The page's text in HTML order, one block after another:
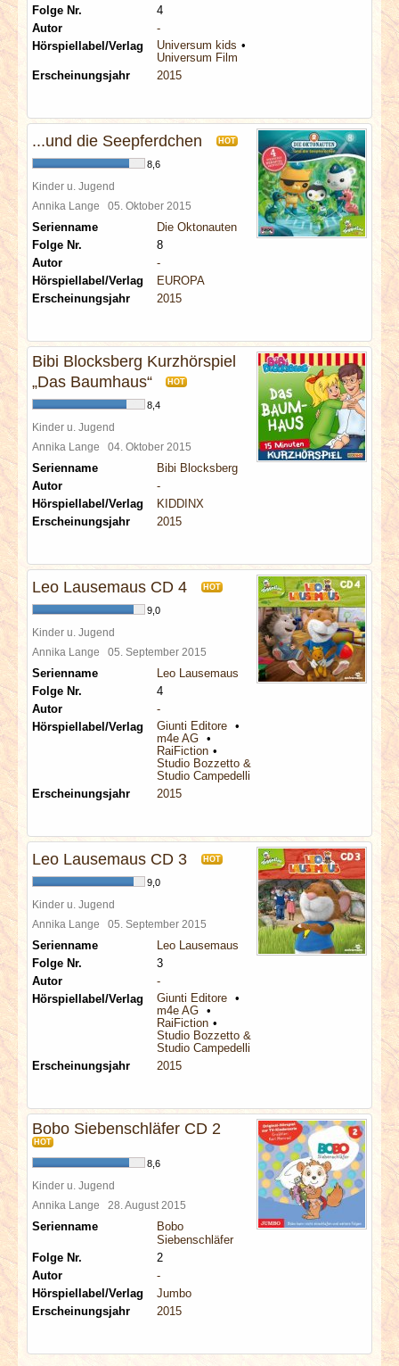
Folge Nr.
4
Autor
-
Hörspiellabel/Verlag
Universum kids
Universum Film
Erscheinungsjahr
2015
...und die Seepferdchen HOT
8,6
Kinder u. Jugend
Annika Lange 05. Oktober 2015
Serienname
Die Oktonauten
Folge Nr.
8
Autor
-
Hörspiellabel/Verlag
EUROPA
Erscheinungsjahr
2015
Bibi Blocksberg Kurzhörspiel
„Das Baumhaus“
HOT
8,4
Kinder u. Jugend
Annika Lange 04. Oktober 2015
Serienname
Bibi Blocksberg
Autor
-
Hörspiellabel/Verlag
KIDDINX
Erscheinungsjahr
2015
Leo Lausemaus CD 4 HOT
9,0
Kinder u. Jugend
Annika Lange 05. September 2015
Serienname
Leo Lausemaus
Folge Nr.
4
Autor
-
Hörspiellabel/Verlag
Giunti Editore
m4e AG
RaiFiction
Studio Bozzetto & Co
Studio Campedelli
Erscheinungsjahr
2015
Leo Lausemaus CD 3 HOT
9,0
Kinder u. Jugend
Annika Lange 05. September 2015
Serienname
Leo Lausemaus
Folge Nr.
3
Autor
-
Hörspiellabel/Verlag
Giunti Editore
m4e AG
RaiFiction
Studio Bozzetto & Co
Studio Campedelli
Erscheinungsjahr
2015
Bobo Siebenschläfer CD 2
HOT
8,6
Kinder u. Jugend
Annika Lange 28. August 2015
Serienname
Bobo
Siebenschläfer
Folge Nr.
2
Autor
-
Hörspiellabel/Verlag
Jumbo
Erscheinungsjahr
2015